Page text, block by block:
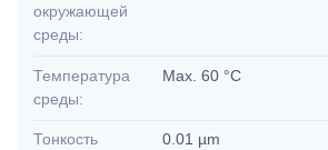
окружающей
среды:
Температура
среды:
Max. 60 °C
Тонкость
0.01 µm